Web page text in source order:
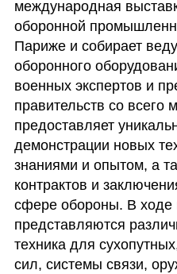
международная
оборонной
Париже и собирает
оборонного
военных экспертов и
правительств со всего
предоставляет
демонстрации новых
знаниями и опытом, а
контрактов и
сфере обороны. В ходе
представляются
техника для
сил, системы связи,